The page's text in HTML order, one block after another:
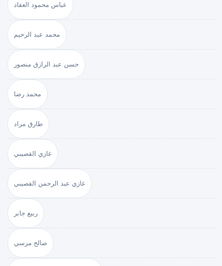
عباس محمود العقاد
محمد عبد الرحيم
حسن عبد الرازق منصور
محمد رضا
طارق مراد
غازي القصيبي
غازي عبد الرحمن القصيبي
ربيع جابر
صالح مرسي